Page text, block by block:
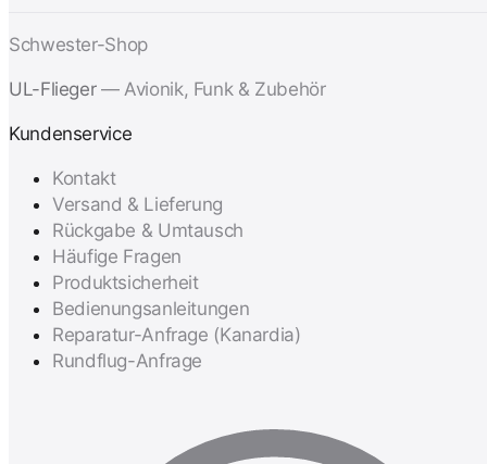
Schwester-Shop
UL-Flieger — Avionik, Funk & Zubehör
Kundenservice
Kontakt
Versand & Lieferung
Rückgabe & Umtausch
Häufige Fragen
Produktsicherheit
Bedienungsanleitungen
Reparatur-Anfrage (Kanardia)
Rundflug-Anfrage